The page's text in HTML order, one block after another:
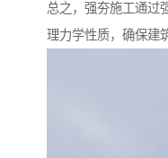
总之，强夯施工通过
理力学性质，确保建